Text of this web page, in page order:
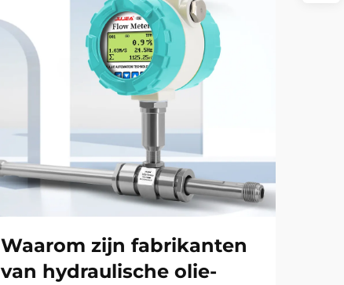
Waarom zijn fabrikanten
van hydraulische olie-